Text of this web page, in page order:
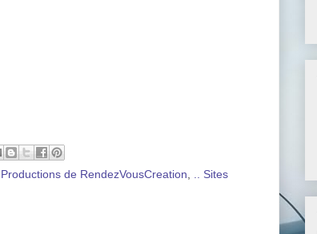
. Productions de RendezVousCreation
.. Sites